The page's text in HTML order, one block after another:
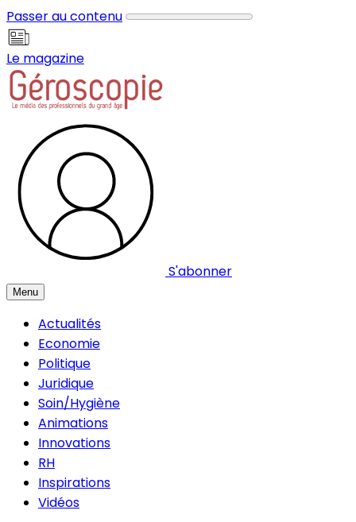
Passer au contenu
Le magazine
S'abonner
Menu
Actualités
Economie
Politique
Juridique
Soin/Hygiène
Animations
Innovations
RH
Inspirations
Vidéos
Panneau de gestion des cookies